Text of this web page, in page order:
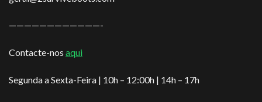
————————————-
Contacte-nos aqui
Segunda a Sexta-Feira | 10h – 12:00h | 14h – 17h